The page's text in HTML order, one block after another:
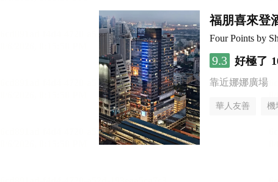
福朋喜來登
Four Points by
9.3 好極了
靠近娜娜廣場
華人友善 機